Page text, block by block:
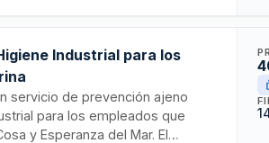
Industrial para los
servicio de prevención ajeno
para los empleados que
y Esperanza del Mar. El